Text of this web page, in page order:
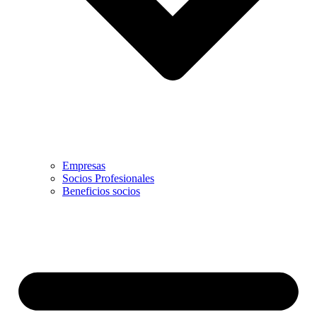
Empresas
Socios Profesionales
Beneficios socios